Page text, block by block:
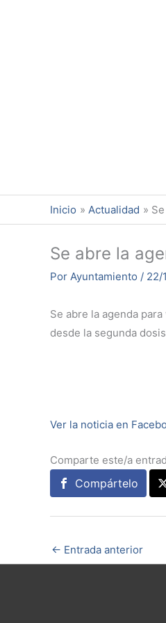
Inicio Actualidad
Se abre la
Por Ayuntamiento / 22/
Se abre la agenda
desde la segunda
Ver la noticia en
Comparte este/a
Compártelo
← Entrada anterior